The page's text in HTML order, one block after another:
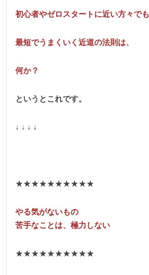
初心者やゼロスタートに近い方々でも
最短でうまくいく近道の法則は、
何か？
というとこれです。
↓ ↓ ↓ ↓
★★★★★★★★★★
やる気がないもの
苦手なことは、極力しない
★★★★★★★★★★